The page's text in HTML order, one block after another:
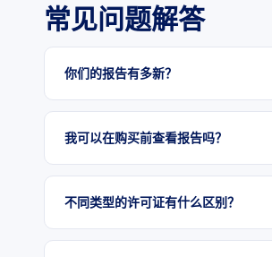
常见问题解答
你们的报告有多新？
我可以在购买前查看报告吗？
不同类型的许可证有什么区别？